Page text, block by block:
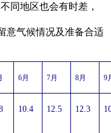
同地区也会有时差，
意气候情况及准备合适
6月 7月 8月 9
10.4 12.5 12.3